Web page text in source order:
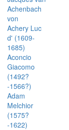
Achenbach
von
Achery Luc
d' (1609-
1685)
Aconcio
Giacomo
(1492?
-1566?)
Adam
Melchior
(1575?
-1622)